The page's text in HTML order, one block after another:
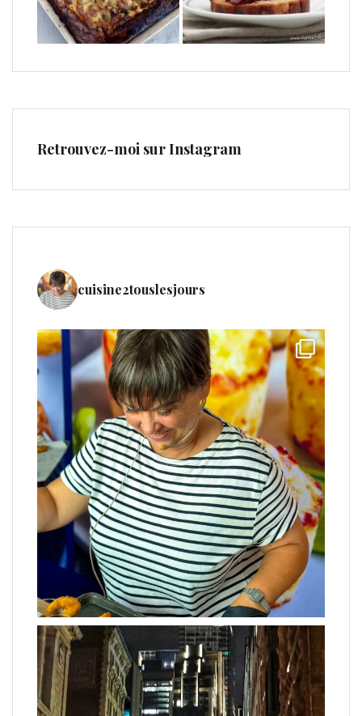
Retrouvez-moi sur Instagram
cuisine2touslesjours